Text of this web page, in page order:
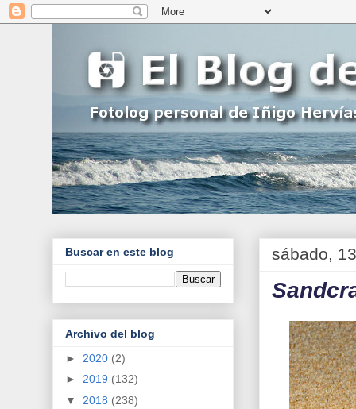
sábado,
Buscar en este blog
Archivo del blog
► 2020 (2)
► 2019 (132)
▼ 2018 (238)